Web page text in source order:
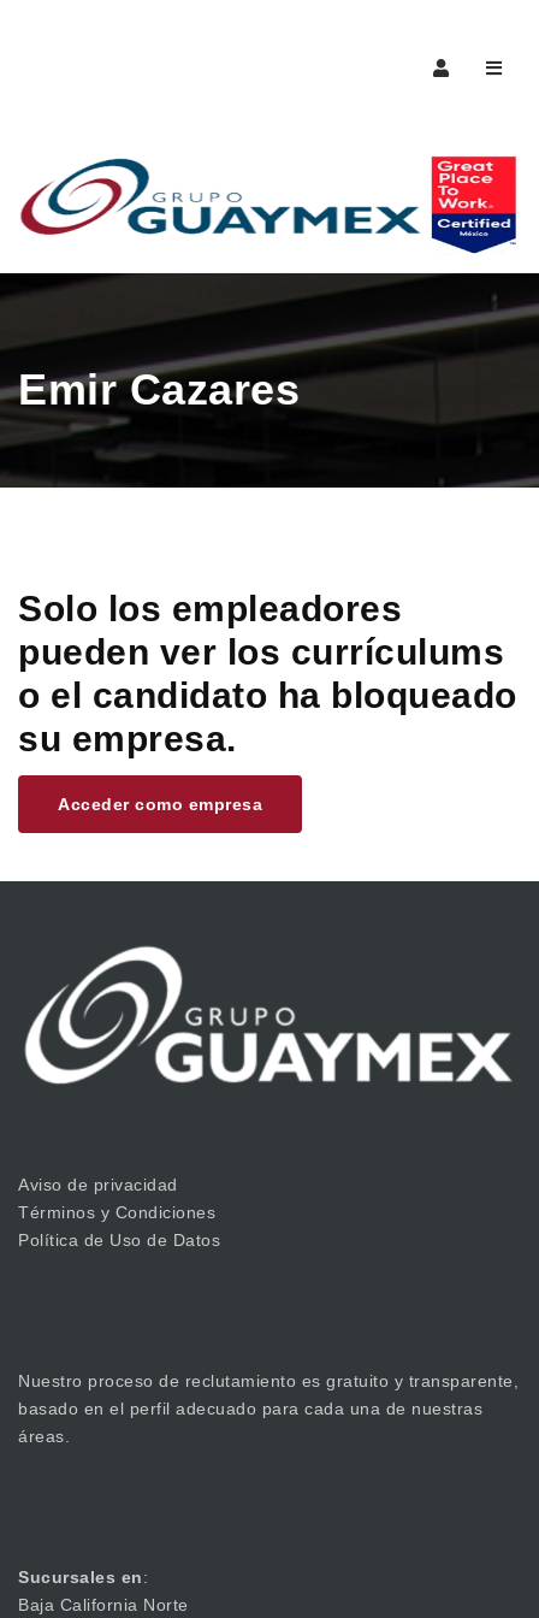
Emir Cazares
Solo los empleadores
pueden ver los currículums
o el candidato ha bloqueado
su empresa.
Acceder como empresa
Aviso de privacidad
Términos y Condiciones
Política de Uso de Datos
Nuestro proceso de reclutamiento es gratuito y transparente,
basado en el perfil adecuado para cada una de nuestras
áreas.
Sucursales en:
Baja California Norte